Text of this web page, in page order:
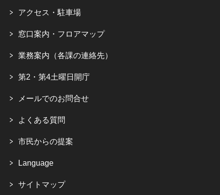
アクセス・駐車場
窓口案内・フロアマップ
業務案内（各課の連絡先）
第2・第4土曜日開庁
メールでのお問合せ
よくある質問
市民からの提案
Language
サイトマップ